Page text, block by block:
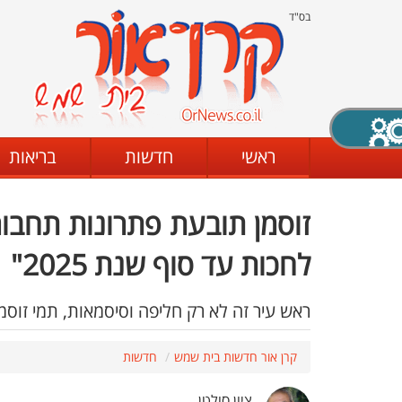
בס"ד
ראשי חדשות בריאות
זוסמן תובעת פתרונות
לחכות עד סוף שנת 2025"
ראש עיר זה לא רק חליפה וסיסמאות, תמי
קרן אור חדשות בית שמש חדשות
X סגירה
מצב שחור - לבן קביעת ניגודיות
גופן קריא הגדלת האתר